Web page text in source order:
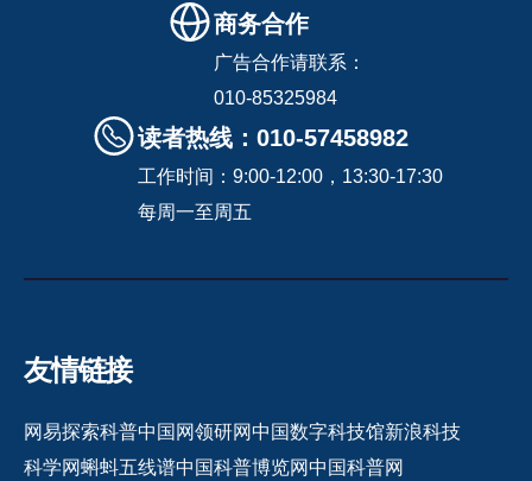
商务合作
广告合作请联系：
010-85325984
读者热线：010-57458982
工作时间：9:00-12:00，13:30-17:30
每周一至周五
友情链接
网易探索科普中国网领研网中国数字科技馆新浪科技
科学网蝌蚪五线谱中国科普博览网中国科普网